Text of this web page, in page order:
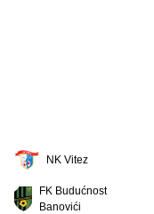
NK Vitez
FK Budućnost
Banovići